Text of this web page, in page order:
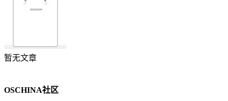
暂无文章
OSCHINA社区